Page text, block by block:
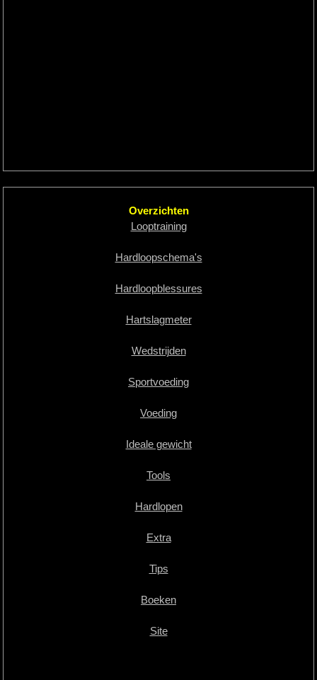
Overzichten
Looptraining
Hardloopschema's
Hardloopblessures
Hartslagmeter
Wedstrijden
Sportvoeding
Voeding
Ideale gewicht
Tools
Hardlopen
Extra
Tips
Boeken
Site